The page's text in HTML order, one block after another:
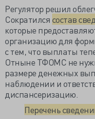
Регулятор решил
Сократился состав
которые
организацию для
с тем, что выплаты
Отныне ТФОМС не
размере денежных
наблюдении и
диспансеризацию.
Перечень